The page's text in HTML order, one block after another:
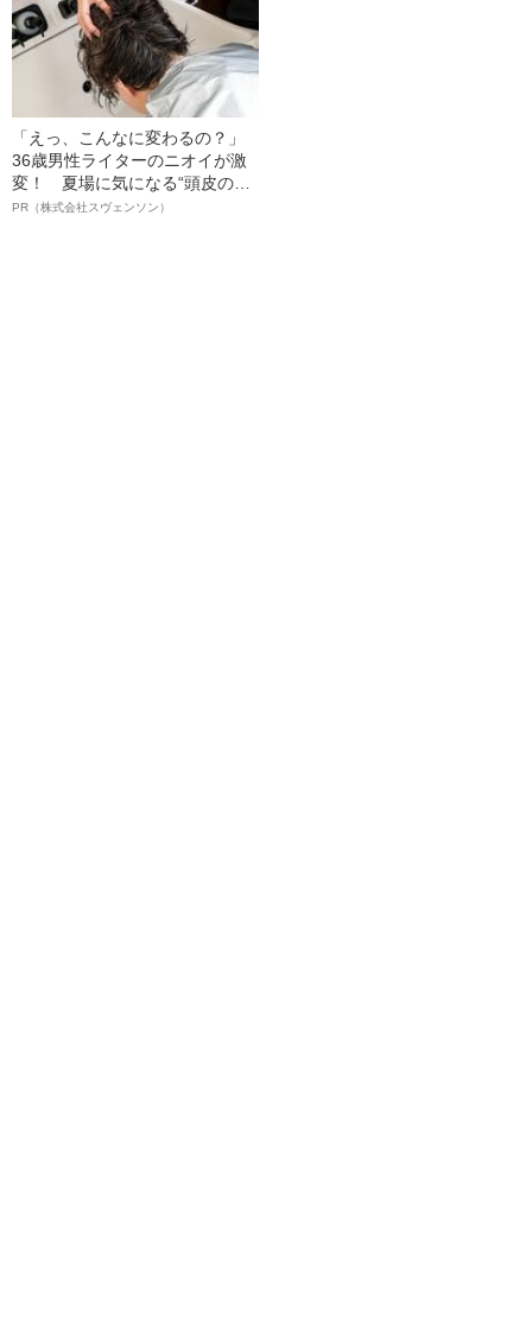
「えっ、こんなに変わるの？」
36歳男性ライターのニオイが激
変！ 夏場に気になる“頭皮のニ
オイ”や“ベタつき”を解消す
PR（株式会社スヴェンソン）